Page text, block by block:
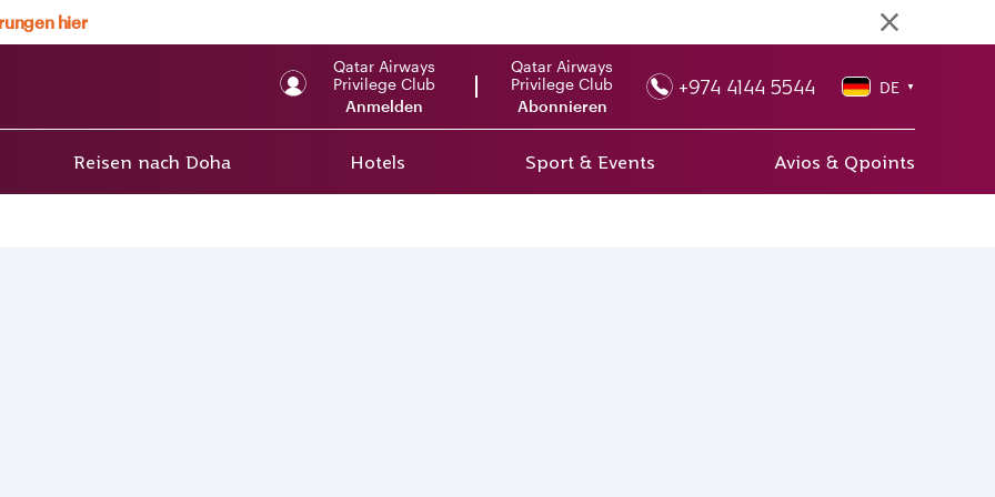
hier
Qatar Airways
Privilege Club
Anmelden
Qatar Airways
Privilege Club
Abonnieren
+974 4144 5544 DE ▼
Reisen nach Doha Hotels Sport & Events Avios & Qpoints